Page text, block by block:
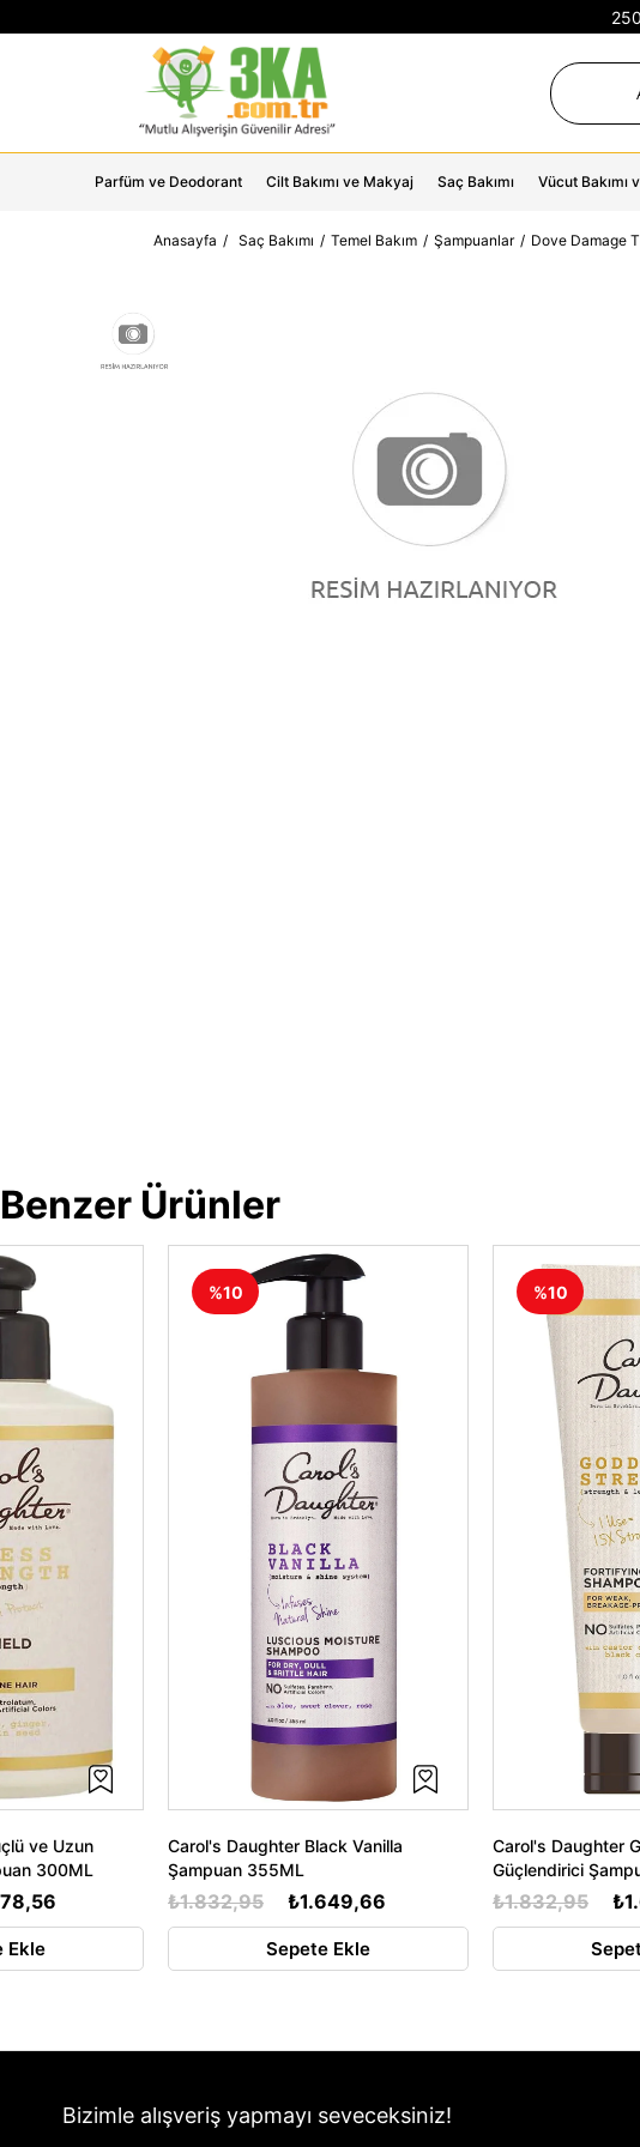
Parfüm ve Deodorant Cilt Bakımı ve Makyaj Saç Bakımı Vücut Bakımı
Anasayfa Saç Bakımı Temel Bakım Şampuanlar Dove Damage
Benzer Ürünler
ve Uzun
300ML
Ekle
Carol's Daughter Black Vanilla
Şampuan 355ML
₺1.649,66
₺1.832,95
Sepete Ekle
%10
Carol's Daughter
Güçlendirici
₺1.832,95
%10
Bizimle alışveriş yapmayı seveceksiniz!